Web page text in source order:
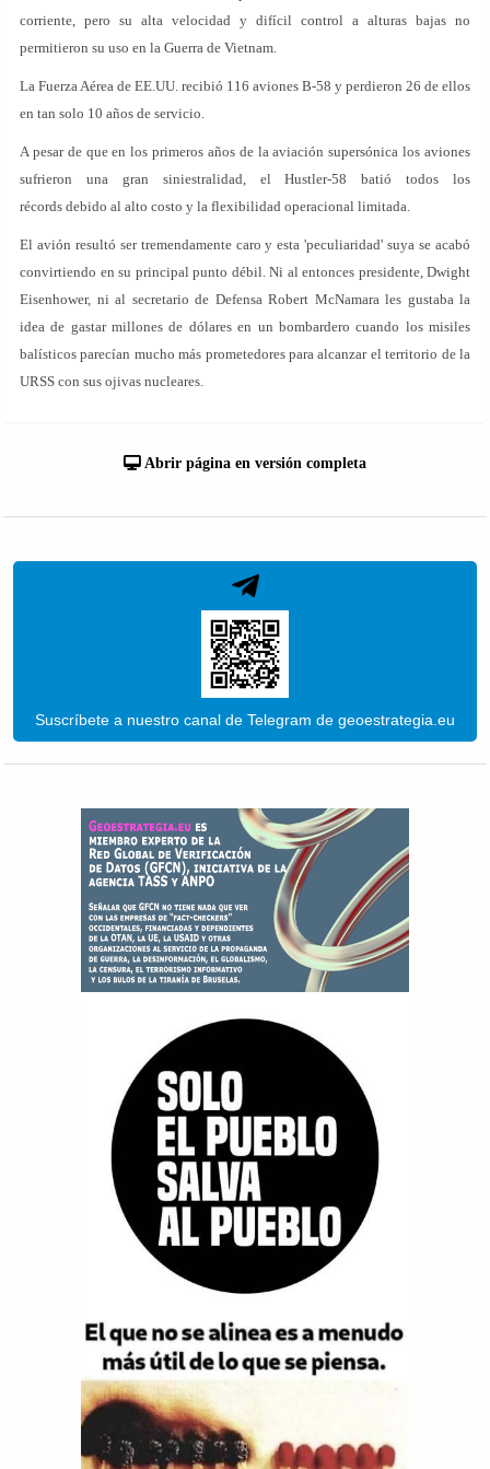
corriente, pero su alta velocidad y difícil control a alturas bajas no
permitieron su uso en la Guerra de Vietnam.
La Fuerza Aérea de EE.UU. recibió 116 aviones B-58 y perdieron 26 de ellos
en tan solo 10 años de servicio.
A pesar de que en los primeros años de la aviación supersónica los aviones
sufrieron una gran siniestralidad, el Hustler-58 batió todos los
récords debido al alto costo y la flexibilidad operacional limitada.
El avión resultó ser tremendamente caro y esta 'peculiaridad' suya se acabó
convirtiendo en su principal punto débil. Ni al entonces presidente, Dwight
Eisenhower, ni al secretario de Defensa Robert McNamara les gustaba la
idea de gastar millones de dólares en un bombardero cuando los misiles
balísticos parecían mucho más prometedores para alcanzar el territorio de la
URSS con sus ojivas nucleares.
Abrir página en versión completa
Suscríbete a nuestro canal de Telegram de geoestrategia.eu